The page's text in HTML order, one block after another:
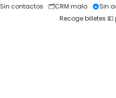
Sin contactos · 🗂️CRM malo · Sin
Recoge billetes